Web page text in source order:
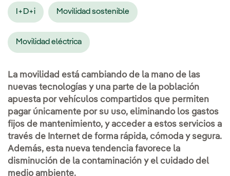
I+D+i Movilidad sostenible
Movilidad eléctrica
La movilidad está cambiando de la mano de las
nuevas tecnologías y una parte de la población
apuesta por vehículos compartidos que permiten
pagar únicamente por su uso, eliminando los gastos
fijos de mantenimiento, y acceder a estos servicios a
través de Internet de forma rápida, cómoda y segura.
Además, esta nueva tendencia favorece la
disminución de la contaminación y el cuidado del
medio ambiente.